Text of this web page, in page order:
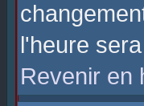
l'heure
Revenir en